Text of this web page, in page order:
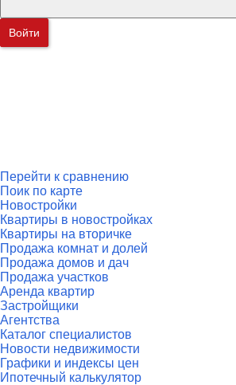
Войти
Перейти к сравнению
Поик по карте
Новостройки
Квартиры в новостройках
Квартиры на вторичке
Продажа комнат и долей
Продажа домов и дач
Продажа участков
Аренда квартир
Застройщики
Агентства
Каталог специалистов
Новости недвижимости
Графики и индексы цен
Ипотечный калькулятор